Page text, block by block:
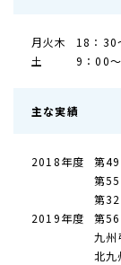
月火木
18：30
土
9：00
主な実績
2018年度
第
第
第
2019年度
第
九
北